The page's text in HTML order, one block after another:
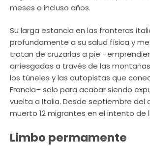
meses o incluso años.
Su larga estancia en las fronteras
profundamente a su salud física y
tratan de cruzarlas a pie
arriesgadas a través de las
los túneles y las autopistas que
Francia– solo para acabar siendo
vuelta a Italia. Desde septiembre del
muerto 12 migrantes en el intento de
Limbo permamente